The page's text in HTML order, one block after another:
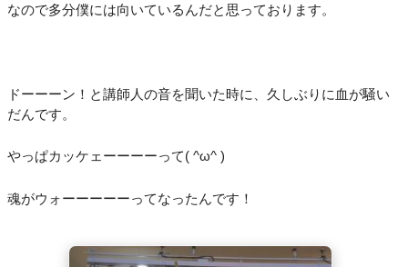
なので多分僕には向いているんだと思っております。
ドーーーン！と講師人の音を聞いた時に、久しぶりに血が騒い
だんです。
やっぱカッケェーーーーって( ^ω^ )
魂がウォーーーーーってなったんです！